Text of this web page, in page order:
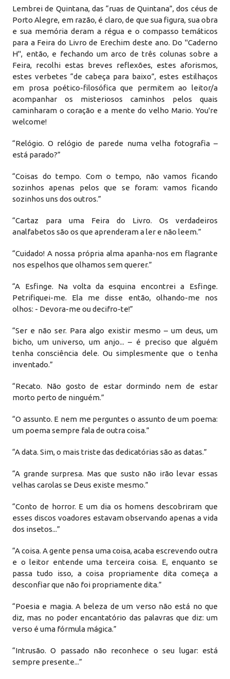
Lembrei de Quintana, das “ruas de Quintana”, dos céus de
Porto Alegre, em razão, é claro, de que sua figura, sua obra
e sua memória deram a régua e o compasso temáticos
para a Feira do Livro de Erechim deste ano. Do "Caderno
H", então, e fechando um arco de três colunas sobre a
Feira, recolhi estas breves reflexões, estes aforismos,
estes verbetes “de cabeça para baixo”, estes estilhaços
em prosa poético-filosófica que permitem ao leitor/a
acompanhar os misteriosos caminhos pelos quais
caminharam o coração e a mente do velho Mario. You're
welcome!
“Relógio. O relógio de parede numa velha fotografia –
está parado?”
“Coisas do tempo. Com o tempo, não vamos ficando
sozinhos apenas pelos que se foram: vamos ficando
sozinhos uns dos outros.”
“Cartaz para uma Feira do Livro. Os verdadeiros
analfabetos são os que aprenderam a ler e não leem.”
“Cuidado! A nossa própria alma apanha-nos em flagrante
nos espelhos que olhamos sem querer.”
“A Esfinge. Na volta da esquina encontrei a Esfinge.
Petrifiquei-me. Ela me disse então, olhando-me nos
olhos: - Devora-me ou decifro-te!”
“Ser e não ser. Para algo existir mesmo – um deus, um
bicho, um universo, um anjo... – é preciso que alguém
tenha consciência dele. Ou simplesmente que o tenha
inventado.”
“Recato. Não gosto de estar dormindo nem de estar
morto perto de ninguém.”
“O assunto. E nem me perguntes o assunto de um poema:
um poema sempre fala de outra coisa.”
“A data. Sim, o mais triste das dedicatórias são as datas.”
“A grande surpresa. Mas que susto não irão levar essas
velhas carolas se Deus existe mesmo.”
“Conto de horror. E um dia os homens descobriram que
esses discos voadores estavam observando apenas a vida
dos insetos...”
“A coisa. A gente pensa uma coisa, acaba escrevendo outra
e o leitor entende uma terceira coisa. E, enquanto se
passa tudo isso, a coisa propriamente dita começa a
desconfiar que não foi propriamente dita.”
“Poesia e magia. A beleza de um verso não está no que
diz, mas no poder encantatório das palavras que diz: um
verso é uma fórmula mágica.”
“Intrusão. O passado não reconhece o seu lugar: está
sempre presente...”